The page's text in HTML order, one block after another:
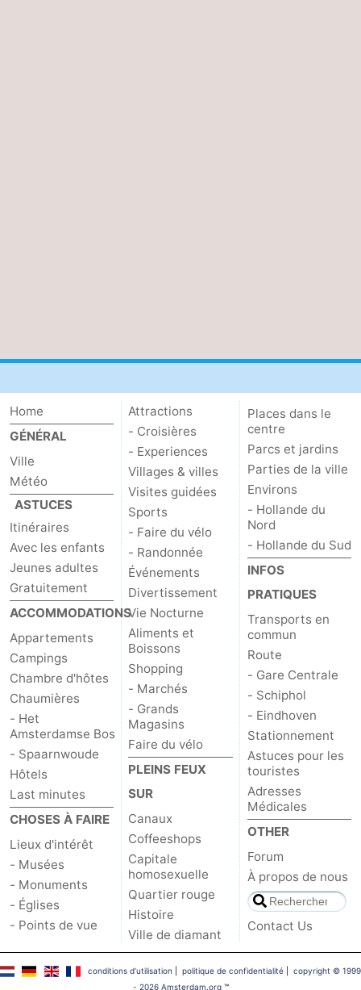
Home
GÉNÉRAL
Ville
Météo
ASTUCES
Itinéraires
Avec les enfants
Jeunes adultes
Gratuitement
ACCOMMODATIONS
Appartements
Campings
Chambre d'hôtes
Chaumières
- Het
Amsterdamse Bos
- Spaarnwoude
Hôtels
Last minutes
CHOSES À FAIRE
Lieux d'intérêt
- Musées
- Monuments
- Églises
- Points de vue
Attractions
- Croisières
- Experiences
Villages & villes
Visites guidées
Sports
- Faire du vélo
- Randonnée
Événements
Divertissement
Vie Nocturne
Aliments et
Boissons
Shopping
- Marchés
- Grands
Magasins
Faire du vélo
PLEINS FEUX
SUR
Canaux
Coffeeshops
Capitale
homosexuelle
Quartier rouge
Histoire
Ville de diamant
Places dans le
centre
Parcs et jardins
Parties de la ville
Environs
- Hollande du
Nord
- Hollande du Sud
INFOS
PRATIQUES
Transports en
commun
Route
- Gare Centrale
- Schiphol
- Eindhoven
Stationnement
Astuces pour les
touristes
Adresses
Médicales
OTHER
Forum
À propos de nous
Contact Us
conditions d‘utilisation politique de confidentialité| copyright © 1999
- 2026 Amsterdam.org™